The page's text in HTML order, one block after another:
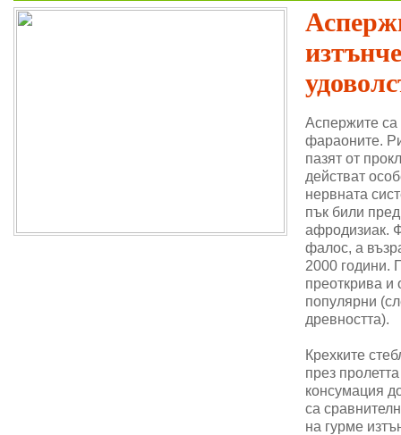
Аспержите
фараоните.
пазят от
действат
нервната
пък били
афродизиак.
фалос, а
2000 години.
преоткрива и
популярни
древността).
Крехките
през
консумация
са
на гурме